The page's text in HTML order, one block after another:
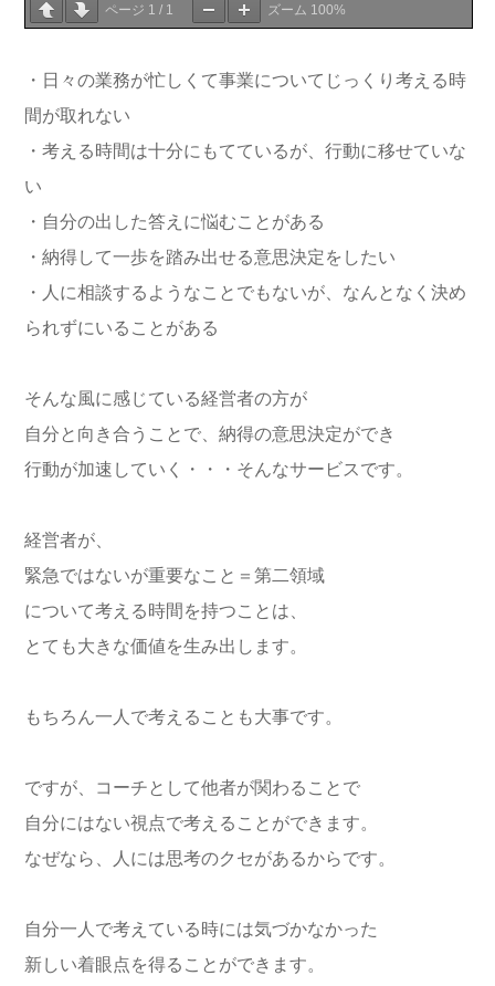
ページ 1 / 1 ズーム 100%
・日々の業務が忙しくて事業についてじっくり考える時
間が取れない
・考える時間は十分にもてているが、行動に移せていな
い
・自分の出した答えに悩むことがある
・納得して一歩を踏み出せる意思決定をしたい
・人に相談するようなことでもないが、なんとなく決め
られずにいることがある
そんな風に感じている経営者の方が
自分と向き合うことで、納得の意思決定ができ
行動が加速していく・・・そんなサービスです。
経営者が、
緊急ではないが重要なこと＝第二領域
について考える時間を持つことは、
とても大きな価値を生み出します。
もちろん一人で考えることも大事です。
ですが、コーチとして他者が関わることで
自分にはない視点で考えることができます。
なぜなら、人には思考のクセがあるからです。
自分一人で考えている時には気づかなかった
新しい着眼点を得ることができます。